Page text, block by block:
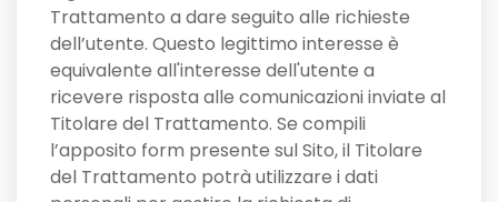
Trattamento a dare seguito alle richieste
dell’utente. Questo legittimo interesse è
equivalente all'interesse dell'utente a
ricevere risposta alle comunicazioni inviate al
Titolare del Trattamento. Se compili
l’apposito form presente sul Sito, il Titolare
del Trattamento potrà utilizzare i dati